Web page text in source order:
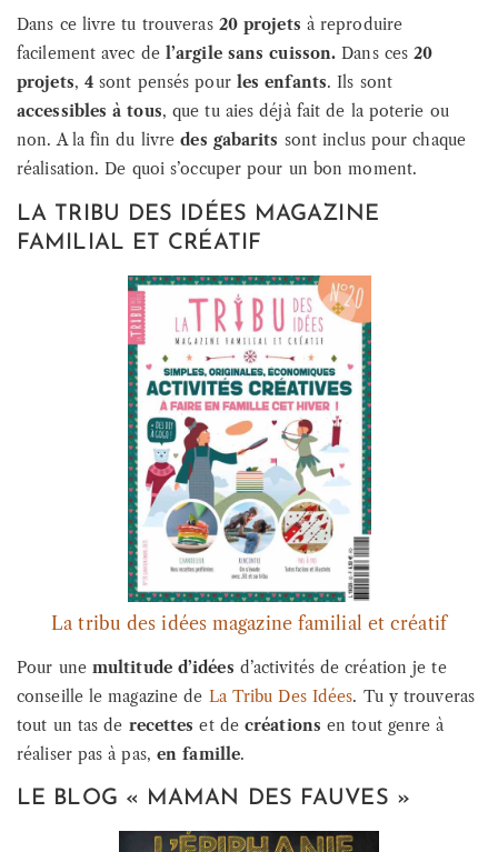
Dans ce livre tu trouveras 20 projets à reproduire
facilement avec del’argile sans cuisson. Dans ces20
projets, 4 sont pensés pour les enfants. Ils sont
accessibles à tous, que tu aies déjà fait de la poterie ou
non. A la fin du livredes gabarits sont inclus pour chaque
réalisation. De quoi s’occuper pour un bon moment.
LA TRIBU DES IDÉES MAGAZINE
FAMILIAL ET CRÉATIF
La tribu des idées magazine familial et créatif
Pour une multitude d’idées d’activités de création je te
conseille le magazine de La Tribu Des Idées. Tu y trouveras
tout un tas de recetteset decréations en tout genre à
réaliser pas à pas, en famille.
LE BLOG « MAMAN DES FAUVES »